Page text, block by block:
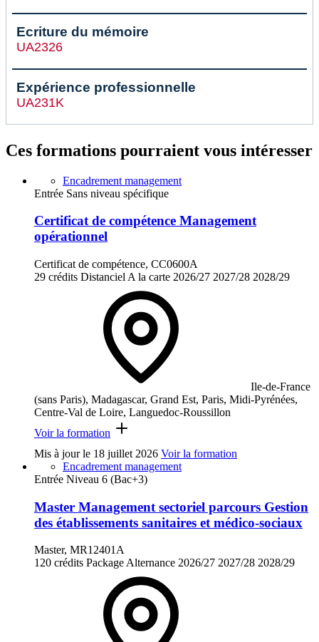
Ecriture du mémoire
UA2326
Expérience professionnelle
UA231K
Ces formations pourraient vous intéresser
Encadrement management
Entrée Sans niveau spécifique
Certificat de compétence Management
opérationnel
Certificat de compétence, CC0600A
29 crédits Distanciel A la carte 2026/27 2027/28 2028/29
Ile-de-France
(sans Paris), Madagascar, Grand Est, Paris, Midi-Pyrénées,
Centre-Val de Loire, Languedoc-Roussillon
Voir la formation
Mis à jour le 18 juillet 2026 Voir la formation
Encadrement management
Entrée Niveau 6 (Bac+3)
Master Management sectoriel parcours Gestion
des établissements sanitaires et médico-sociaux
Master, MR12401A
120 crédits Package Alternance 2026/27 2027/28 2028/29